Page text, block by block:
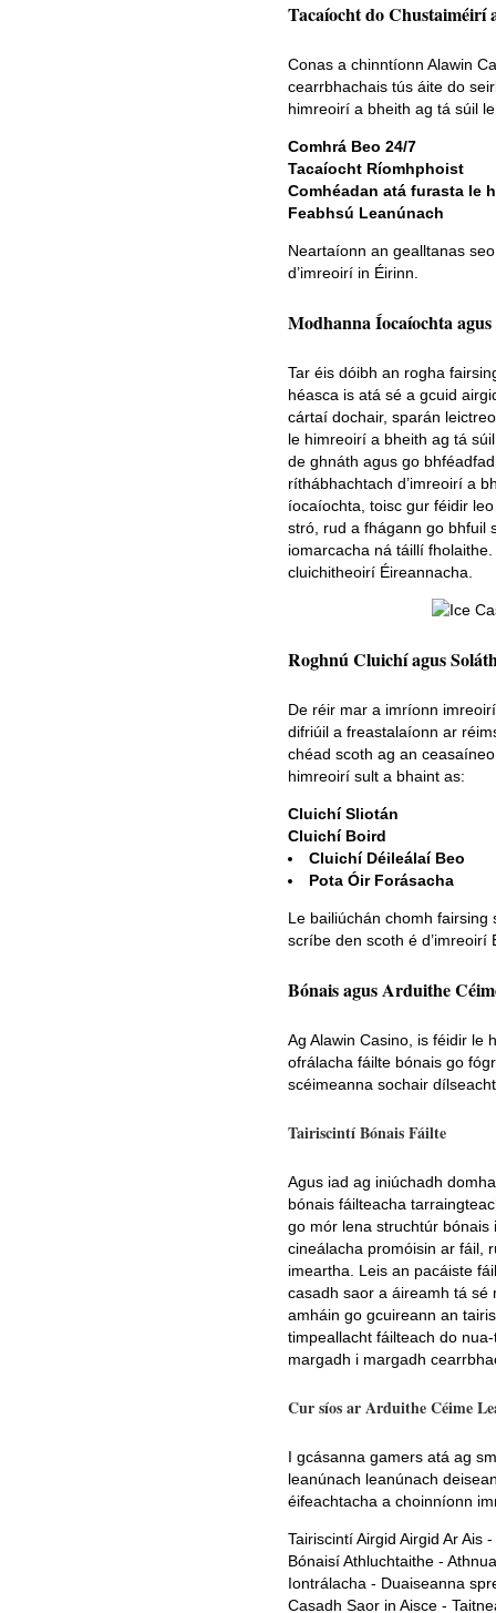
Tacaíocht do Chustaiméirí
Conas a chinntíonn Alawin
cearrbhachais tús áite do
himreoirí a bheith ag tá súil
Comhrá Beo 24/7
Tacaíocht Ríomhphoist
Comhéadan atá furasta le
Feabhsú Leanúnach
Neartaíonn an gealltanas
d’imreoirí in Éirinn.
Modhanna Íocaíochta
Tar éis dóibh an rogha
héasca is atá sé a gcuid
cártaí dochair, sparán
le himreoirí a bheith ag tá
de ghnáth agus go
ríthábhachtach d’imreoirí a
íocaíochta, toisc gur féidir
stró, rud a fhágann go bhfuil
iomarcacha ná táillí
cluichitheoirí Éireannacha.
Roghnú Cluichí agus
De réir mar a imríonn
difriúil a freastalaíonn ar
chéad scoth ag an
himreoirí sult a bhaint as:
Cluichí Sliotán
Cluichí Boird
Cluichí Déileálaí Beo
Pota Óir Forásacha
Le bailiúchán chomh
scríbe den scoth é
Bónais agus Arduithe
Ag Alawin Casino, is féidir le
ofrálacha fáilte bónais go
scéimeanna sochair
Tairiscintí Bónais Fáilte
Agus iad ag iniúchadh
bónais fáilteacha
go mór lena struchtúr bónais
cineálacha promóisin ar fáil,
imeartha. Leis an pacáiste
casadh saor a áireamh tá sé
amháin go gcuireann an
timpeallacht fáilteach do
margadh i margadh
Cur síos ar Arduithe Céime
I gcásanna gamers atá ag
leanúnach leanúnach
éifeachtacha a choinníonn
Tairiscintí Airgid Airgid Ar
Bónaisí Athluchtaithe -
Iontrálacha - Duaiseanna
Casadh Saor in Aisce -